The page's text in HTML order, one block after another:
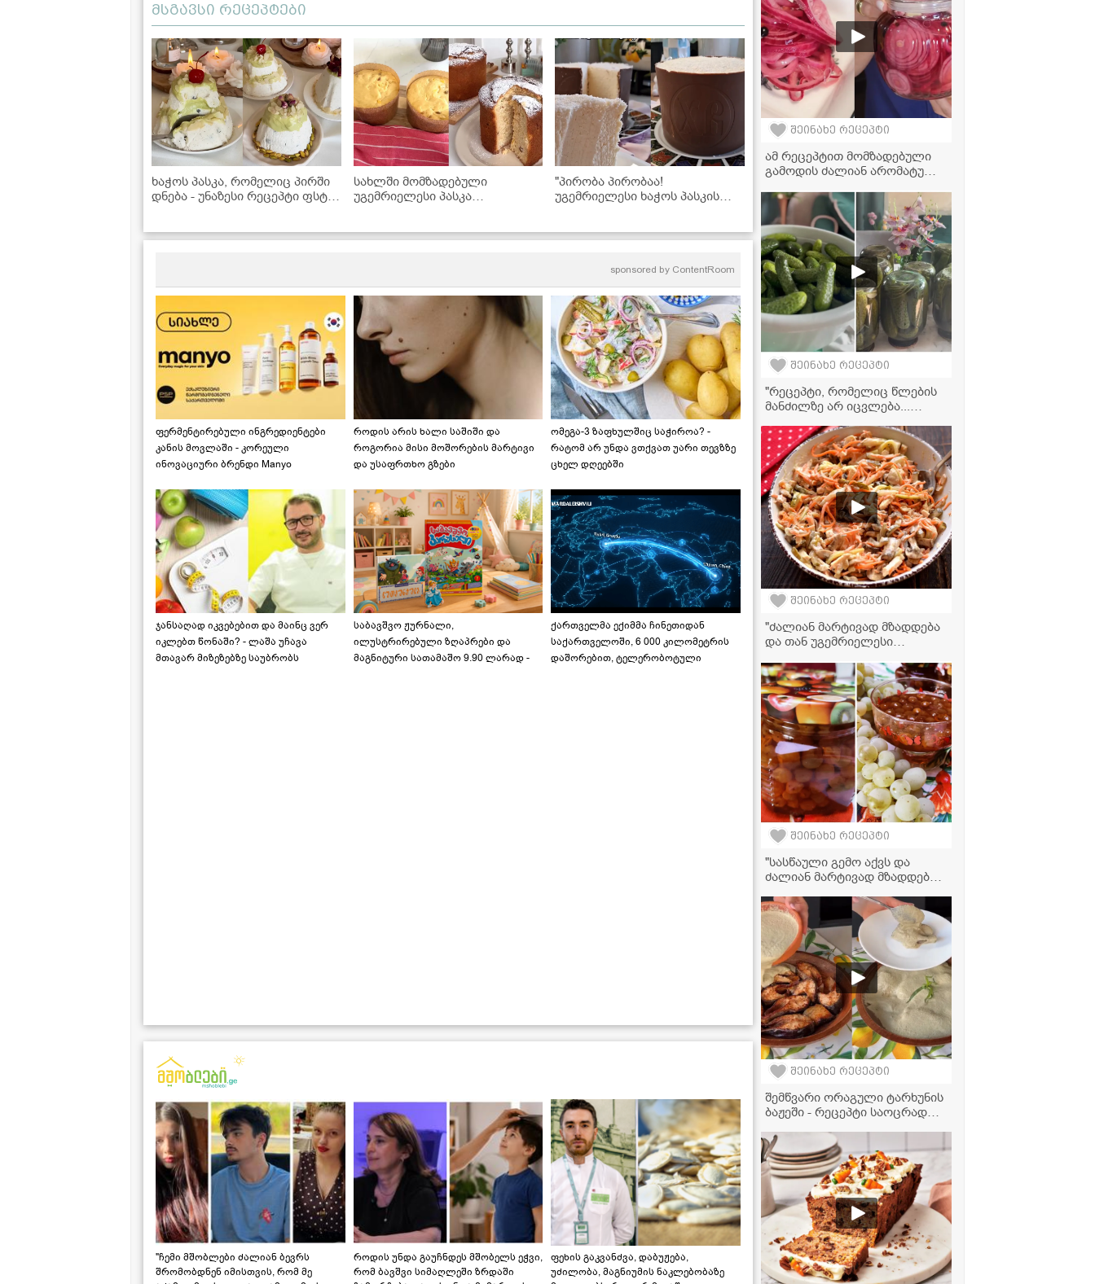
მსგავსი რეცეპტები
ხაჭოს პასკა, რომელიც პირში
დნება - უნაზესი რეცეპტი ფსტის
სახლში მომზადებული
უგემრიელესი პასკა
"პირობა პირობაა!
უგემრიელესი ხაჭოს პასკის
რეცეპტი
sponsored by ContentRoom
ფერმენტირებული ინგრედიენტები
კანის მოვლაში - კორეული
ინოვაციური ბრენდი Manyo
როდის არის ხალი საშიში და
როგორია მისი მოშორების მარტივი
და უსაფრთხო გზები
ომეგა-3 ზაფხულშიც საჭიროა? -
რატომ არ უნდა ვთქვათ უარი თევზზე
ცხელ დღეებში
ჯანსაღად იკვებებით და მაინც ვერ
იკლებთ წონაში? - ლაშა უჩავა
მთავარ მიზეზებზე საუბრობს
საბავშვო ჟურნალი,
ილუსტრირებული ზღაპრები და
მაგნიტური სათამაშო 9.90 ლარად -
ქართველმა ექიმმა ჩინეთიდან
საქართველოში, 6 000 კილომეტრის
დაშორებით, ტელერობოტული
"ჩემი მშობლები ძალიან ბევრს
შრომობდნენ იმისთვის, რომ მე
როდის უნდა გაუჩნდეს მშობელს ეჭვი,
რომ ბავშვი სიმაღლეში ზრდაში
ფეხის გაკვანძვა, დაბუჟება,
უძილობა, მაგნიუმის ნაკლებობაზე
შეინახე რეცეპტი
ამ რეცეპტით მომზადებული
გამოდის ძალიან არომატული
მარინადი
შეინახე რეცეპტი
"რეცეპტი, რომელიც წლების
მანძილზე არ იცვლება...
კიტრის მწნილის რეცეპტი
შეინახე რეცეპტი
"ძალიან მარტივად მზადდება
და თან უგემრიელესი
სალათა
შეინახე რეცეპტი
"სასწაული გემო აქვს და
ძალიან მარტივად მზადდება!"
შეინახე რეცეპტი
შემწვარი ორაგული ტარხუნის
ბაჟეში - რეცეპტი საოცრად